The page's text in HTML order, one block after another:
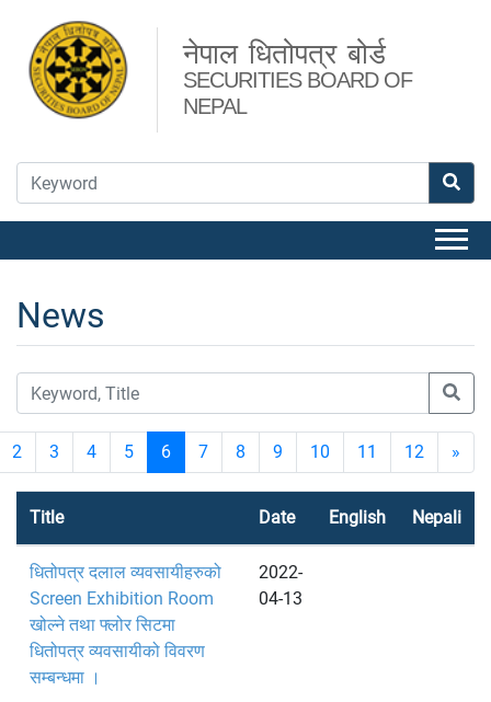
नेपाल धितोपत्र बोर्ड
SECURITIES BOARD OF
NEPAL
News
2 3 4 5 6 7 8 9 10 11 12 »
Title Date English Nepali
धितोपत्र दलाल व्यवसायीहरुको
Screen Exhibition Room
खोल्ने तथा फ्लोर सिटमा
धितोपत्र व्यवसायीको विवरण
सम्बन्धमा ।
2022-
04-13